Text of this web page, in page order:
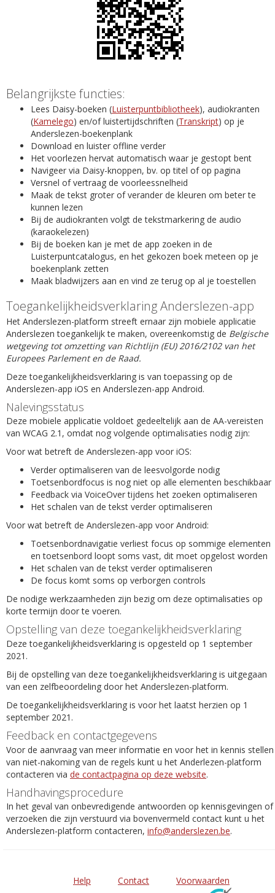
Belangrijkste functies:
Lees Daisy-boeken (Luisterpuntbibliotheek), audiokranten
(Kamelego) en/of luistertijdschriften (Transkript) op je
Anderslezen-boekenplank
Download en luister offline verder
Het voorlezen hervat automatisch waar je gestopt bent
Navigeer via Daisy-knoppen, bv. op titel of op pagina
Versnel of vertraag de voorleessnelheid
Maak de tekst groter of verander de kleuren om beter te
kunnen lezen
Bij de audiokranten volgt de tekstmarkering de audio
(karaokelezen)
Bij de boeken kan je met de app zoeken in de
Luisterpuntcatalogus, en het gekozen boek meteen op je
boekenplank zetten
Maak bladwijzers aan en vind ze terug op al je toestellen
Toegankelijkheidsverklaring Anderslezen-app
Het Anderslezen-platform streeft ernaar zijn mobiele applicatie
Anderslezen toegankelijk te maken, overeenkomstig de Belgische
wetgeving tot omzetting van Richtlijn (EU) 2016/2102 van het
Europees Parlement en de Raad.
Deze toegankelijkheidsverklaring is van toepassing op de
Anderslezen-app iOS en Anderslezen-app Android.
Nalevingsstatus
Deze mobiele applicatie voldoet gedeeltelijk aan de AA-vereisten
van WCAG 2.1, omdat nog volgende optimalisaties nodig zijn:
Voor wat betreft de Anderslezen-app voor iOS:
Verder optimaliseren van de leesvolgorde nodig
Toetsenbordfocus is nog niet op alle elementen beschikbaar
Feedback via VoiceOver tijdens het zoeken optimaliseren
Het schalen van de tekst verder optimaliseren
Voor wat betreft de Anderslezen-app voor Android:
Toetsenbordnavigatie verliest focus op sommige elementen
en toetsenbord loopt soms vast, dit moet opgelost worden
Het schalen van de tekst verder optimaliseren
De focus komt soms op verborgen controls
De nodige werkzaamheden zijn bezig om deze optimalisaties op
korte termijn door te voeren.
Opstelling van deze toegankelijkheidsverklaring
Deze toegankelijkheidsverklaring is opgesteld op 1 september
2021.
Bij de opstelling van deze toegankelijkheidsverklaring is uitgegaan
van een zelfbeoordeling door het Anderslezen-platform.
De toegankelijkheidsverklaring is voor het laatst herzien op 1
september 2021.
Feedback en contactgegevens
Voor de aanvraag van meer informatie en voor het in kennis stellen
van niet-nakoming van de regels kunt u het Anderlezen-platform
contacteren via de contactpagina op deze website.
Handhavingsprocedure
In het geval van onbevredigende antwoorden op kennisgevingen of
verzoeken die zijn verstuurd via bovenvermeld contact kunt u het
Anderslezen-platform contacteren, info@anderslezen.be.
Help Contact
Voorwaarden